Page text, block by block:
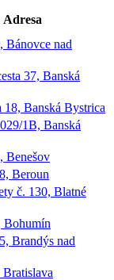
Adresa
Bánovce nad
37, Banská
18, Banská Bystrica
1B, Banská
Benešov
Beroun
č. 130, Blatné
Bohumín
Brandýs nad